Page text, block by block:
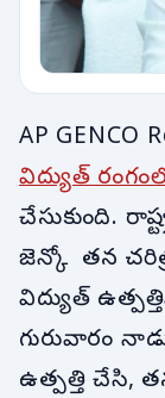
AP GENCO
విద్యుత్
చేసుకుంది.
జెన్కో తన
విద్యుత్
గురువారం
ఉత్పత్తి చేసి,